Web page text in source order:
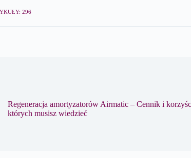
296
Regeneracja amortyzatorów Airmatic – Cennik i
których musisz wiedzieć